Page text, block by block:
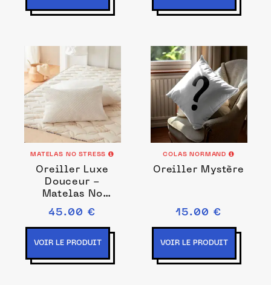
MATELAS NO STRESS
Oreiller Luxe
Douceur -
Matelas No
Stress
45.00 €
VOIR LE PRODUIT
COLAS NORMAND
Oreiller Mystère
15.00 €
VOIR LE PRODUIT